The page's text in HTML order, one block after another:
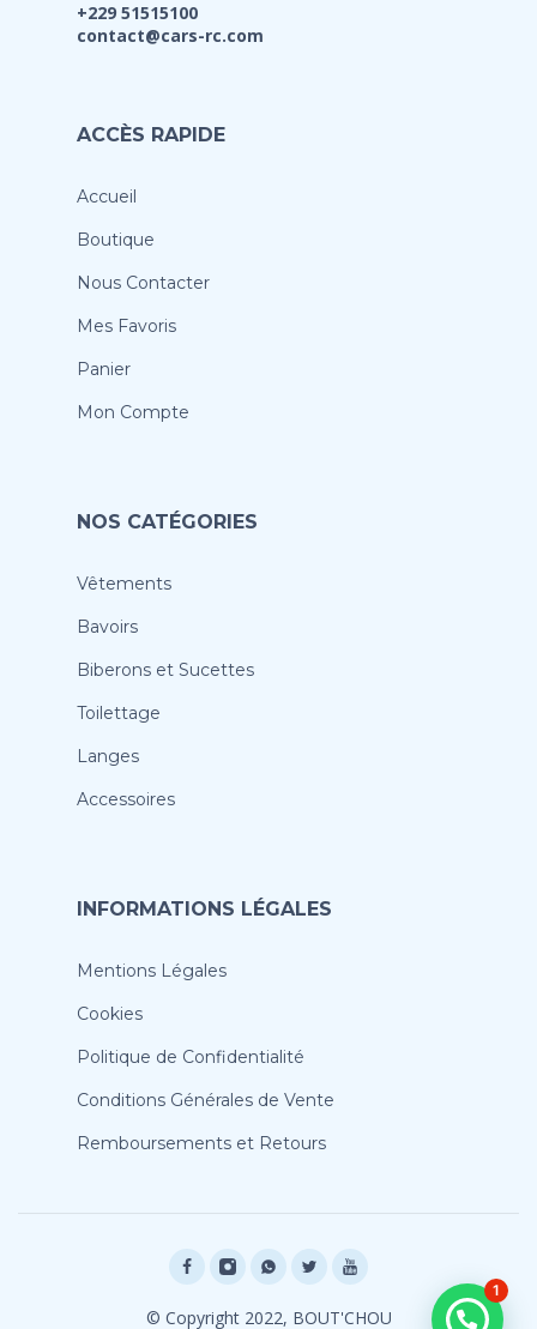
+229 51515100
contact@cars-rc.com
ACCÈS RAPIDE
Accueil
Boutique
Nous Contacter
Mes Favoris
Panier
Mon Compte
NOS CATÉGORIES
Vêtements
Bavoirs
Biberons et Sucettes
Toilettage
Langes
Accessoires
INFORMATIONS LÉGALES
Mentions Légales
Cookies
Politique de Confidentialité
Conditions Générales de Vente
Remboursements et Retours
© Copyright 2022, BOUT'CHOU
1